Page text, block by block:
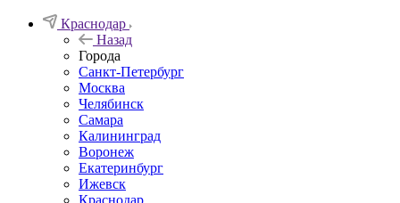
Краснодар
Назад
Города
Санкт-Петербург
Москва
Челябинск
Самара
Калининград
Воронеж
Екатеринбург
Ижевск
Краснодар